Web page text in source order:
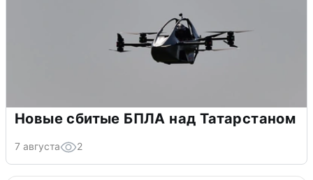
Новые сбитые БПЛА над Татарстаном
7 августа 2